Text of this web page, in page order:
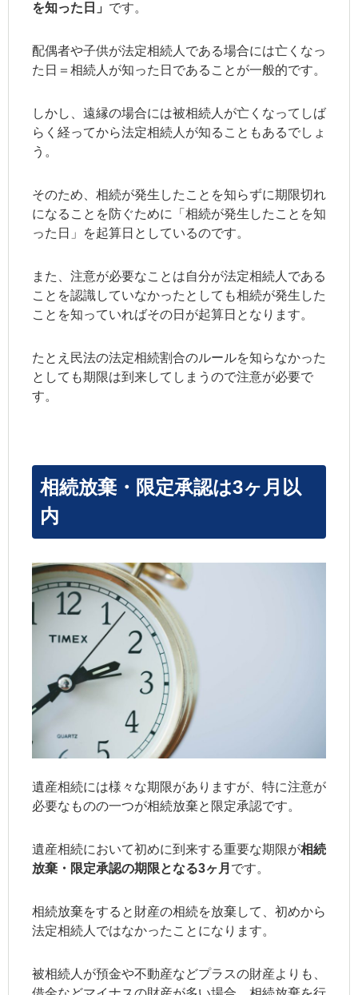
を知った日」 です。
配偶者や子供が法定相続人である場合には亡くなっ
た日＝相続人が知った日であることが一般的です。
しかし、遠縁の場合には被相続人が亡くなってしば
らく経ってから法定相続人が知ることもあるでしょ
う。
そのため、相続が発生したことを知らずに期限切れ
になることを防ぐために「相続が発生したことを知
った日」を起算日としているのです。
また、注意が必要なことは自分が法定相続人である
ことを認識していなかったとしても相続が発生した
ことを知っていればその日が起算日となります。
たとえ民法の法定相続割合のルールを知らなかった
としても期限は到来してしまうので注意が必要で
す。
相続放棄・限定承認は3ヶ月以
内
遺産相続には様々な期限がありますが、特に注意が
必要なものの一つが相続放棄と限定承認です。
遺産相続において初めに到来する重要な期限が相続
放棄・限定承認の期限となる3ヶ月 です。
相続放棄をすると財産の相続を放棄して、初めから
法定相続人ではなかったことになります。
被相続人が預金や不動産などプラスの財産よりも、